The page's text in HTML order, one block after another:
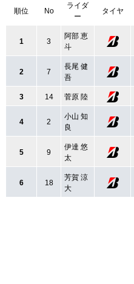
順位 No
ライダ
ー
タイヤ
1 3
阿部 恵
斗
2 7
長尾 健
吾
3 14 菅原 陸
4 2
小山 知
良
5 9
伊達 悠
太
6 18
芳賀 涼
大